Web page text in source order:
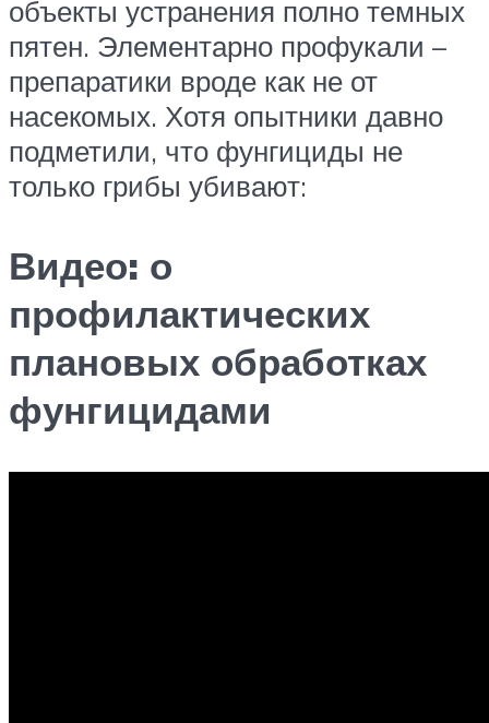
объекты устранения полно темных
пятен. Элементарно профукали –
препаратики вроде как не от
насекомых. Хотя опытники давно
подметили, что фунгициды не
только грибы убивают:
Видео: о
профилактических
плановых обработках
фунгицидами